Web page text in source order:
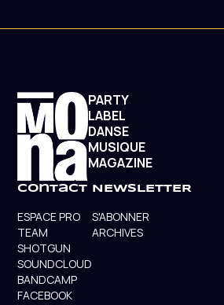
PARTY
LABEL
DANSE
MUSIQUE
MAGAZINE
contact
ESPACE PRO
TEAM
SHOTGUN
SOUNDCLOUD
BANDCAMP
FACEBOOK
NEWSLETTER
S'ABONNER
ARCHIVES